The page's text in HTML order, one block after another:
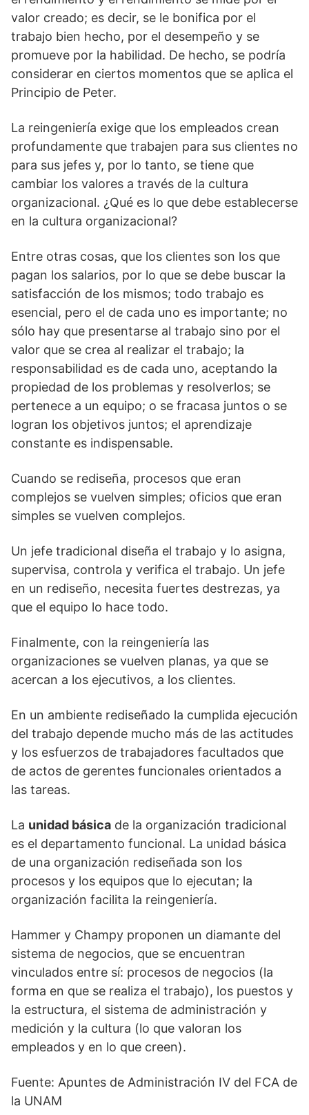
valor creado; es decir, se le bonifica por el
trabajo bien hecho, por el desempeño y se
promueve por la habilidad. De hecho, se podría
considerar en ciertos momentos que se aplica el
Principio de Peter.
La reingeniería exige que los empleados crean
profundamente que trabajen para sus clientes no
para sus jefes y, por lo tanto, se tiene que
cambiar los valores a través de la cultura
organizacional. ¿Qué es lo que debe establecerse
en la cultura organizacional?
Entre otras cosas, que los clientes son los que
pagan los salarios, por lo que se debe buscar la
satisfacción de los mismos; todo trabajo es
esencial, pero el de cada uno es importante; no
sólo hay que presentarse al trabajo sino por el
valor que se crea al realizar el trabajo; la
responsabilidad es de cada uno, aceptando la
propiedad de los problemas y resolverlos; se
pertenece a un equipo; o se fracasa juntos o se
logran los objetivos juntos; el aprendizaje
constante es indispensable.
Cuando se rediseña, procesos que eran
complejos se vuelven simples; oficios que eran
simples se vuelven complejos.
Un jefe tradicional diseña el trabajo y lo asigna,
supervisa, controla y verifica el trabajo. Un jefe
en un rediseño, necesita fuertes destrezas, ya
que el equipo lo hace todo.
Finalmente, con la reingeniería las
organizaciones se vuelven planas, ya que se
acercan a los ejecutivos, a los clientes.
En un ambiente rediseñado la cumplida ejecución
del trabajo depende mucho más de las actitudes
y los esfuerzos de trabajadores facultados que
de actos de gerentes funcionales orientados a
las tareas.
La unidad básica de la organización tradicional
es el departamento funcional. La unidad básica
de una organización rediseñada son los
procesos y los equipos que lo ejecutan; la
organización facilita la reingeniería.
Hammer y Champy proponen un diamante del
sistema de negocios, que se encuentran
vinculados entre sí: procesos de negocios (la
forma en que se realiza el trabajo), los puestos y
la estructura, el sistema de administración y
medición y la cultura (lo que valoran los
empleados y en lo que creen).
Fuente: Apuntes de Administración IV del FCA de
la UNAM